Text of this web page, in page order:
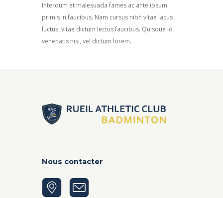
Interdum et malesuada fames ac ante ipsum
primis in faucibus. Nam cursus nibh vitae lacus
luctus, vitae dictum lectus faucibus. Quisque id
venenatis nisi, vel dictum lorem.
Nous contacter